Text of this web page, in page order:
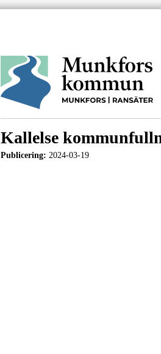
Kallelse
Publicering: 2024-03-19